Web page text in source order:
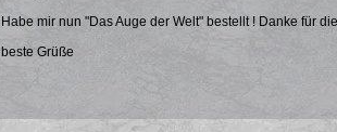
Habe mir nun "Das Auge der Welt" bestellt ! Danke für
beste Grüße